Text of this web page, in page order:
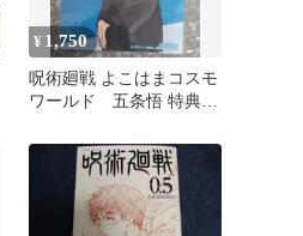
¥ 1,750
呪術廻戦 よこはまコスモ
ワールド 五条悟 特典